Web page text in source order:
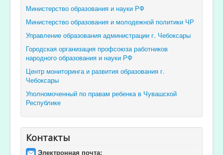
Министерство образования и науки РФ
Министерство образования и молодежной политики ЧР
Управление образования администрации г. Чебоксары
Городская организация профсоюза работников
народного образования и науки РФ
Центр мониторинга и развития образования г.
Чебоксары
Уполномоченный по правам ребенка в Чувашской
Республике
Контакты
Электронная почта: